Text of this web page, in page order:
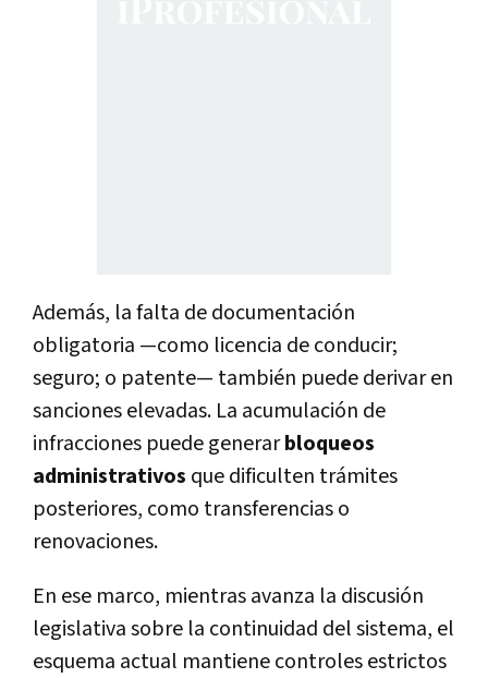
Además, la falta de documentación
obligatoria —como licencia de conducir;
seguro; o patente— también puede derivar en
sanciones elevadas. La acumulación de
infracciones puede generarbloqueos
administrativos que dificulten trámites
posteriores, como transferencias o
renovaciones.
En ese marco, mientras avanza la discusión
legislativa sobre la continuidad del sistema, el
esquema actual mantiene controles estrictos